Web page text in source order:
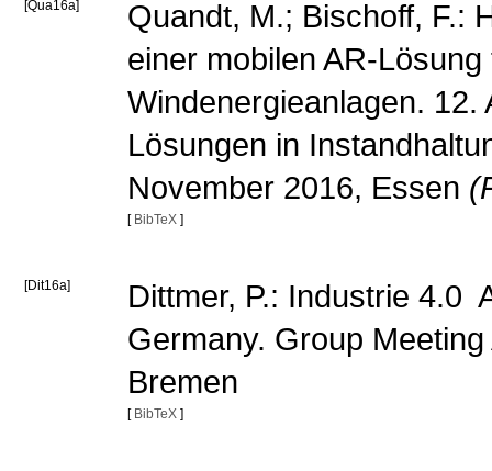
[Qua16a]
Quandt, M.; Bischoff, F.:
einer mobilen AR-
Windenergieanlagen.
Lösungen in
November 2016, Essen
[ BibTeX ]
[Dit16a]
Dittmer, P.: Industrie
Germany. Group
Bremen
[ BibTeX ]